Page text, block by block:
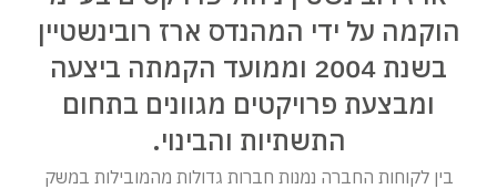
הוקמה על ידי המהנדס ארז רובינשטיין
בשנת 2004 וממועד הקמתה ביצעה
ומבצעת פרויקטים מגוונים בתחום
התשתיות והבינוי.
בין לקוחות החברה נמנות חברות גדולות מהמובילות במשק